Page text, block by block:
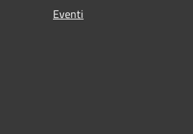
Eventi